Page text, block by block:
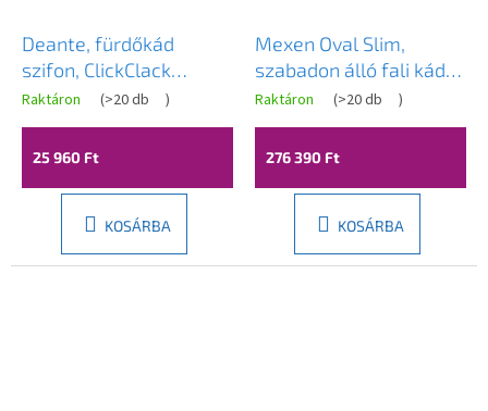
Deante, fürdőkád
szifon, ClickClack
automata, szálcsiszolt
bronz, DEA-NHC_C57B
Raktáron (>20 db )
25 960 Ft
KOSÁRBA
Mexen Oval Slim,
szabadon álló fali kád
170 x 80 cm, fényes
fehér, fényes arany
túlfolyóval,
Raktáron (>20 db )
276 390 Ft
KOSÁRBA